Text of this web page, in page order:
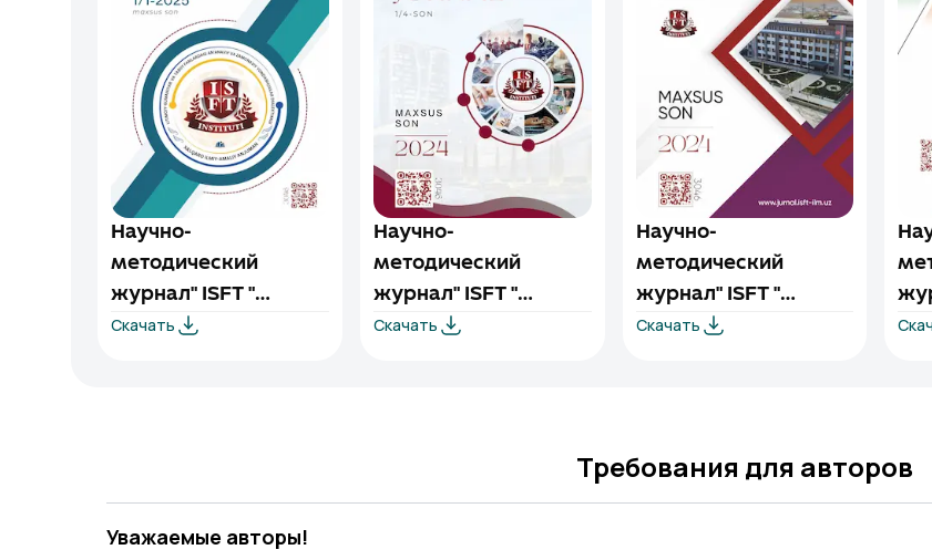
Научно-
методический
журнал" ISFT "
(специальный
Скачать
Научно-
методический
журнал" ISFT "
(специальный
Скачать
Научно-
методический
журнал" ISFT "
(специальный
Скачать
Требования для авторов
Уважаемые авторы!